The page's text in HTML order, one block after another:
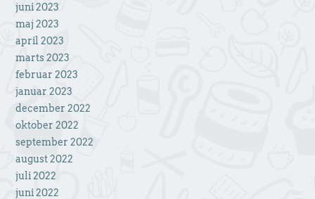
juni 2023
maj 2023
april 2023
marts 2023
februar 2023
januar 2023
december 2022
oktober 2022
september 2022
august 2022
juli 2022
juni 2022